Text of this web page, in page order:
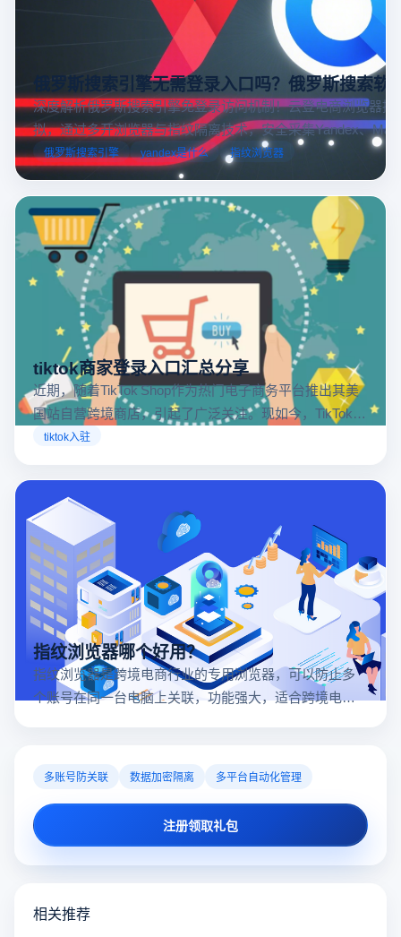
俄罗斯搜索引擎无需登录入口吗？俄罗斯搜索软
深度解析俄罗斯搜索引擎免登录访问机制！云登电商浏览器
拟，通过多开浏览器与指纹隔离技术，安全采集Yandex、
跨境电商本土化运营。
俄罗斯搜索引擎 yandex是什么 指纹浏览器
tiktok商家登录入口汇总分享
近期，随着TikTok Shop作为热门电子商务平台推出其美
国站自营跨境商店，引起了广泛关注。现如今，TikTok商
店已覆盖美国、英国及东南亚地区，因此了解官方网站
tiktok入驻
指纹浏览器哪个好用？
指纹浏览器是跨境电商行业的专用浏览器，可以防止多
个账号在同一台电脑上关联，功能强大，适合跨境电商
多账号防关联 数据加密隔离 多平台自动化管理
注册领取礼包
相关推荐